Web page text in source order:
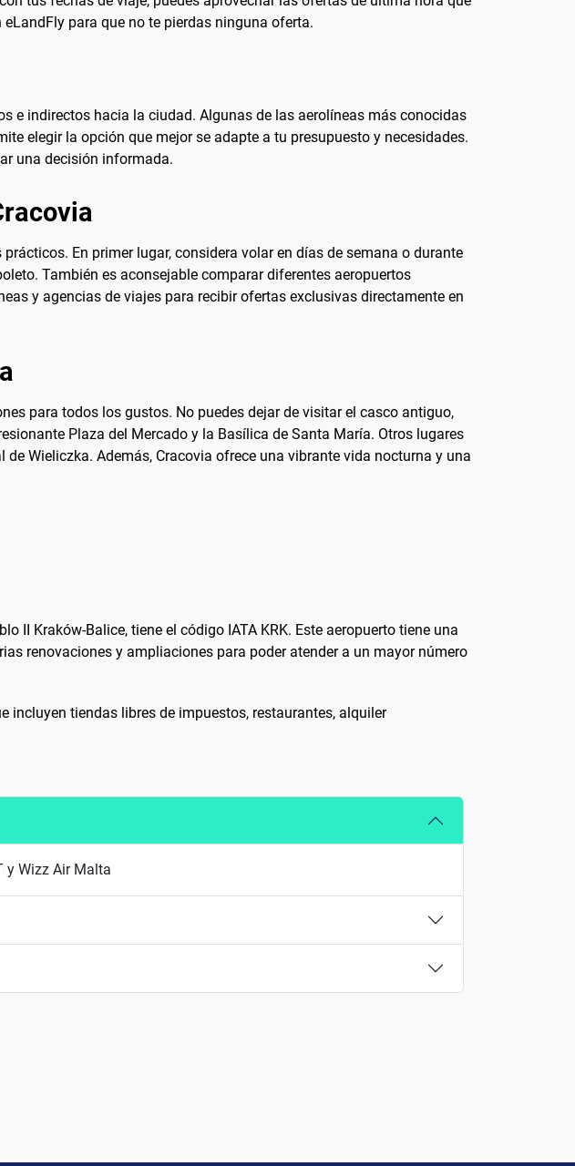
para que no te pierdas ninguna oferta.
e indirectos hacia la ciudad. Algunas de las aerolíneas más conocidas
elegir la opción que mejor se adapte a tu presupuesto y necesidades.
una decisión informada.
En primer lugar, considera volar en días de semana o durante
También es aconsejable comparar diferentes aeropuertos
y agencias de viajes para recibir ofertas exclusivas directamente en
para todos los gustos. No puedes dejar de visitar el casco antiguo,
Plaza del Mercado y la Basílica de Santa María. Otros lugares
Wieliczka. Además, Cracovia ofrece una vibrante vida nocturna y una
II Kraków-Balice, tiene el código IATA KRK. Este aeropuerto tiene una
renovaciones y ampliaciones para poder atender a un mayor número
incluyen tiendas libres de impuestos, restaurantes, alquiler
y Wizz Air Malta